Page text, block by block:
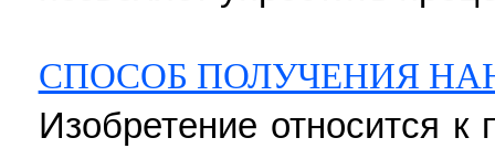
СПОСОБ ПОЛУЧЕНИЯ
Изобретение относится